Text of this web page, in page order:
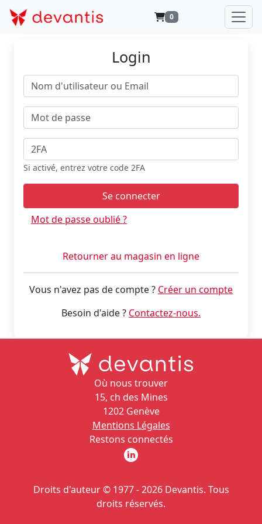
0
Login
Si activé, entrez votre code 2FA
Se connecter
Mot de passe oublié ?
Retourner au magasin en ligne
Vous n'avez pas de compte ? Créer un compte
Besoin d'aide ? Contactez-nous.
Où nous trouver
15, ch des Mines
1202 Genève
Mentions Légales
Restons connectés
Droits d'auteur © 1977 -2026Devantis. Tous
droits réservés.